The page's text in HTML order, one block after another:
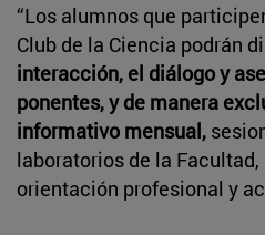
“Los alumnos que
Club de la Ciencia podrán
interacción, el diálogo y
ponentes, y de manera
informativo mensual,
laboratorios de la
orientación profesional y